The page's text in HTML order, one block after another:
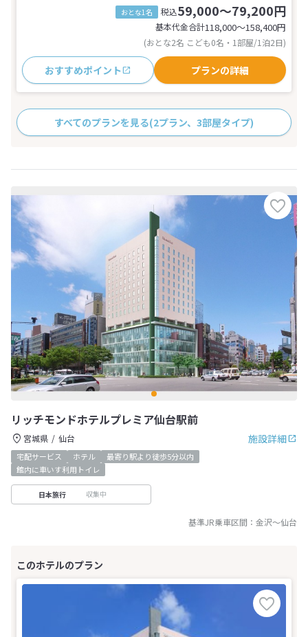
おとな1名 税込59,000～79,200円
基本代金合計118,000〜158,400円
(おとな2名 こども0名・1部屋/1泊2日)
おすすめポイント プランの詳細
すべてのプランを見る(2プラン、3部屋タイプ)
リッチモンドホテルプレミア仙台駅前
施設詳細
宮城県 仙台
宅配サービス ホテル
最寄り駅より徒歩5分以内
館内に車いす利用トイレ
日本旅行 収集中
基準JR乗車区間： 金沢～仙台